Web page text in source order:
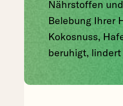
Nährstoffen
Belebung Ihrer
Kokosnuss,
beruhigt,